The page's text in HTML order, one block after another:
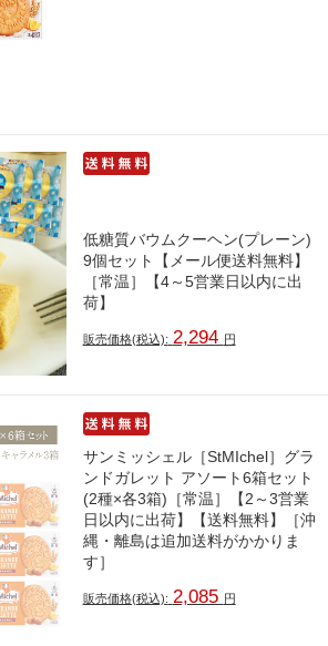
低糖質バウムクーヘン(プレーン)
9個セット【メール便送料無料】
［常温］【4～5営業日以内に出
荷】
販売価格(税込): 2,294 円
サンミッシェル［StMIchel］グラ
ンドガレット アソート6箱セット
(2種×各3箱)［常温］【2～3営業
日以内に出荷】【送料無料】［沖
縄・離島は追加送料がかかりま
す］
販売価格(税込): 2,085 円